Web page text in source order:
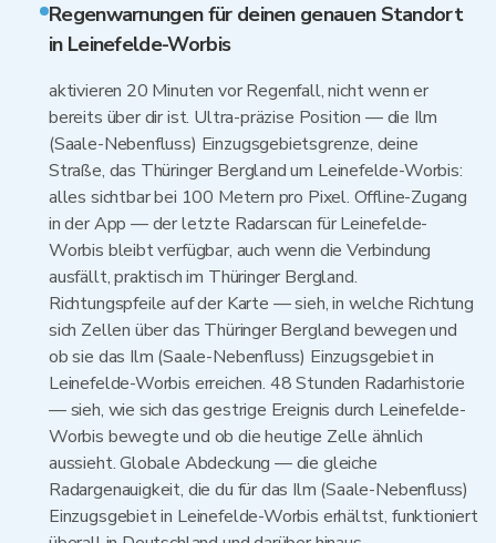
Regenwarnungen für deinen genauen Standort
in Leinefelde-Worbis
aktivieren 20 Minuten vor Regenfall, nicht wenn er
bereits über dir ist. Ultra-präzise Position — die Ilm
(Saale-Nebenfluss) Einzugsgebietsgrenze, deine
Straße, das Thüringer Bergland um Leinefelde-Worbis:
alles sichtbar bei 100 Metern pro Pixel. Offline-Zugang
in der App — der letzte Radarscan für Leinefelde-
Worbis bleibt verfügbar, auch wenn die Verbindung
ausfällt, praktisch im Thüringer Bergland.
Richtungspfeile auf der Karte — sieh, in welche Richtung
sich Zellen über das Thüringer Bergland bewegen und
ob sie das Ilm (Saale-Nebenfluss) Einzugsgebiet in
Leinefelde-Worbis erreichen. 48 Stunden Radarhistorie
— sieh, wie sich das gestrige Ereignis durch Leinefelde-
Worbis bewegte und ob die heutige Zelle ähnlich
aussieht. Globale Abdeckung — die gleiche
Radargenauigkeit, die du für das Ilm (Saale-Nebenfluss)
Einzugsgebiet in Leinefelde-Worbis erhältst, funktioniert